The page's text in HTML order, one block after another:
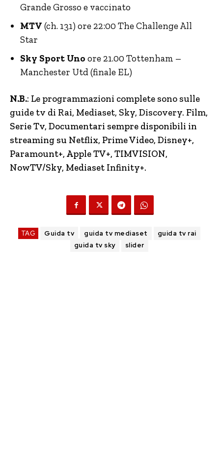
Grande Grosso e vaccinato
MTV (ch. 131) ore 22:00 The Challenge All
Star
Sky Sport Uno ore 21.00 Tottenham –
Manchester Utd (finale EL)
N.B.: Le programmazioni complete sono sulle
guide tv di Rai, Mediaset, Sky, Discovery. Film,
Serie Tv, Documentari sempre disponibili in
streaming su Netflix, Prime Video, Disney+,
Paramount+, Apple TV+, TIMVISION,
NowTV/Sky, Mediaset Infinity+.
TAG Guida tv guida tv mediaset
guida tv rai
guida tv sky
slider